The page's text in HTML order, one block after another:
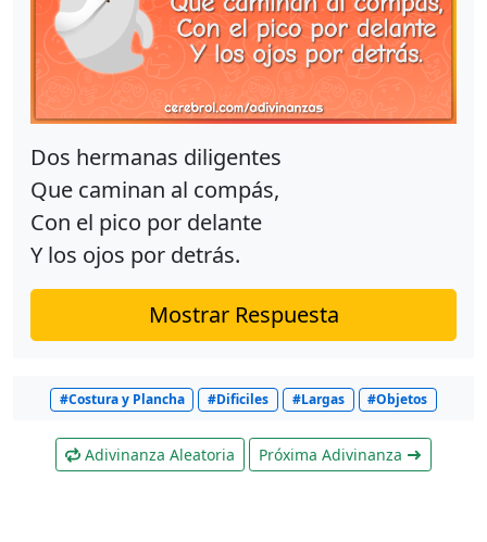
Dos hermanas diligentes
Que caminan al compás,
Con el pico por delante
Y los ojos por detrás.
Mostrar Respuesta
#Costura y Plancha #Dificiles #Largas #Objetos
Adivinanza Aleatoria Próxima Adivinanza